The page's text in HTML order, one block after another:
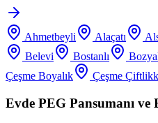
Ahmetbeyli Alaçatı
Belevi
Bostanlı
Çeşme Boyalık
Çeşme
Evde PEG Pansumanı ve